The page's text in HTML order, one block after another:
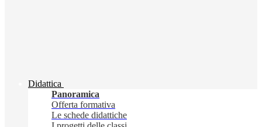
Didattica
Panoramica
Offerta formativa
Le schede didattiche